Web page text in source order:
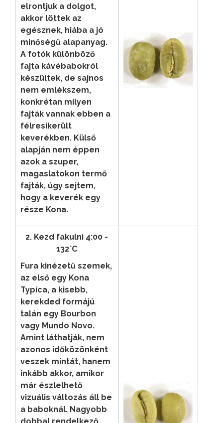
elrontjuk a dolgot,
akkor löttek az
egésznek, hiába a jó
minőségű alapanyag.
A fotók különböző
fajta kávébabokról
készültek, de sajnos
nem emlékszem,
konkrétan milyen
fajták vannak ebben a
félresikerült
keverékben. Külső
alapján nem éppen
azok a szuper,
magaslatokon termő
fajták, úgy sejtem,
hogy a keverék egy
része Kona.
2. Kezd fakulni 4:00 -
132°C
Fura kinézetű szemek,
az első egy Kona
Typica, a kisebb,
kerekded formájú
talán egy Bourbon
vagy Mundo Novo.
Amint láthatják, nem
azonos időközönként
veszek mintát, hanem
inkább akkor, amikor
már észlelhető
vizuális változás áll be
a baboknál. Nagyobb